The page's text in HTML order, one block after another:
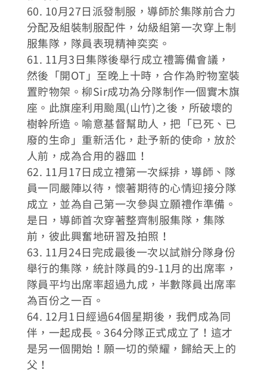
60. 10月27日派發制服，導師於集隊前合力
分配及組裝制服配件，幼級組第一次穿上制
服集隊，隊員表現精神奕奕。
61. 11月3日集隊後舉行成立禮籌備會議，
然後「開OT」至晚上十時，合作為貯物室裝
置貯物架。柳Sir成功為分隊制作一個實木旗
座。此旗座利用颱風(山竹)之後，所破壞的
樹幹所造。喻意基督幫助人，把「已死、已
廢的生命」重新活化，赴予新的使命，放於
人前，成為合用的器皿！
62. 11月17日成立禮第一次綵排，導師、隊
員一同嚴陣以待，懷著期待的心情迎接分隊
成立，並為自己第一次參與立願禮作準備。
是日，導師首次穿著整齊制服集隊，集隊
前，彼此興奮地研習及拍照！
63. 11月24日完成最後一次以試辦分隊身份
舉行的集隊，統計隊員的9-11月的出席率，
隊員平均出席率超過九成，半數隊員出席率
為百份之一百。
64. 12月1日經過64個星期後，我們成為同
伴，一起成長。364分隊正式成立了！這才
是另一個開始！願一切的榮耀，歸給天上的
父！